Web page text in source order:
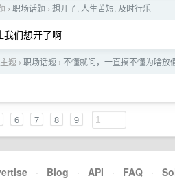
› 职场话题 › 想开了, 人生苦短, 及时行乐
我们想开了啊
题 › 职场话题 › 不懂就问，一直搞不懂为啥放
6 7 8 9
· Blog · API · FAQ ·